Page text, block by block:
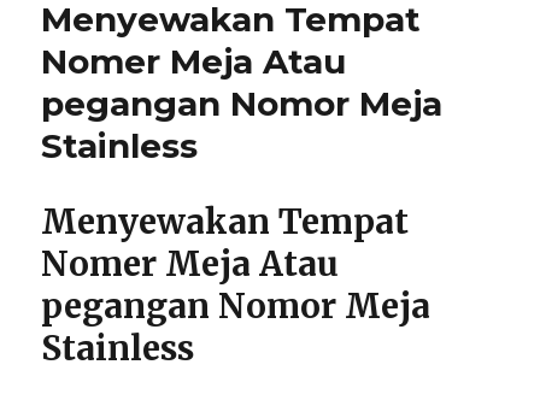
Menyewakan Tempat
Nomer Meja Atau
pegangan Nomor Meja
Stainless
Menyewakan Tempat
Nomer Meja Atau
pegangan Nomor Meja
Stainless